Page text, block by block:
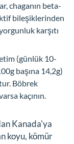
chaganın beta-
bileşiklerinden
karşıtı
(günlük 10-
başına 14,2g)
Böbrek
kaçının.
Kanada'ya
koyu, kömür